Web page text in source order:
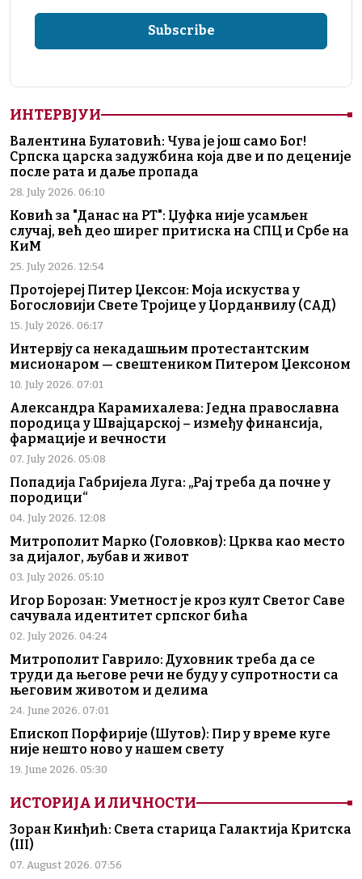
ИНТЕРВЈУИ
Валентина Булатовић: Чува је још само Бог!
Српска царска задужбина која две и по деценије
после рата и даље пропада
28. July 2026. 06:10
Ковић за "Данас на РТ": Џуфка није усамљен
случај, већ део ширег притиска на СПЦ и Србе на
КиМ
25. July 2026. 12:54
Протојереј Питер Џексон: Моја искуства у
Богословији Свете Тројице у Џорданвилу (САД)
15. July 2026. 06:17
Интервју са некадашњим протестантским
мисионаром — свештеником Питером Џексоном
10. July 2026. 07:01
Александра Карамихалева: Једна православна
породица у Швајцарској – између финансија,
фармације и вечности
07. July 2026. 05:08
Попадија Габријела Луга: „Рај треба да почне у
породици“
04. July 2026. 12:08
Митрополит Марко (Головков): Црква као место
за дијалог, љубав и живот
03. July 2026. 05:10
Игор Борозан: Уметност је кроз култ Светог Саве
сачувала идентитет српског бића
02. July 2026. 04:24
Митрополит Гаврило: Духовник треба да се
труди да његове речи не буду у супротности са
његовим животом и делима
24. June 2026. 07:01
Епископ Порфирије (Шутов): Пир у време куге
није нешто ново у нашем свету
19. June 2026. 05:30
ИСТОРИЈА И ЛИЧНОСТИ
Зоран Кинђић: Света старица Галактија Критска
(III)
07. August 2026. 07:56